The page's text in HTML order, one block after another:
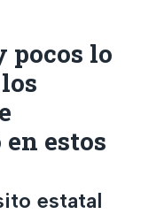
pocos lo
estos
estatal